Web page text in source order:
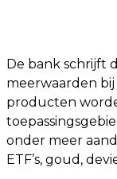
De bank schrijft
meerwaarden
producten
onder meer
ETF’s, goud,